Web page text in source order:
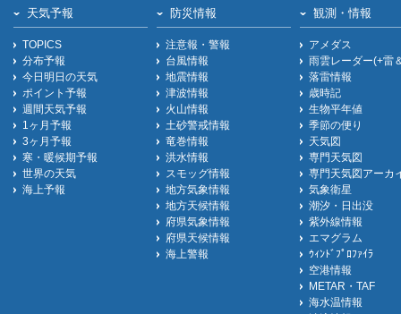
天気予報
TOPICS
分布予報
今日明日の天気
ポイント予報
週間天気予報
1ヶ月予報
3ヶ月予報
寒・暖候期予報
世界の天気
海上予報
防災情報
注意報・警報
台風情報
地震情報
津波情報
火山情報
土砂警戒情報
竜巻情報
洪水情報
スモッグ情報
地方気象情報
地方天候情報
府県気象情報
府県天候情報
海上警報
観測・情報
アメダス
雨雲レーダー(+雷
落雷情報
歳時記
生物平年値
季節の便り
天気図
専門天気図
専門天気図アーカ
気象衛星
潮汐・日出没
紫外線情報
エマグラム
ｳｨﾝﾄﾞﾌﾟﾛﾌｧｲﾗ
空港情報
METAR・TAF
海水温情報